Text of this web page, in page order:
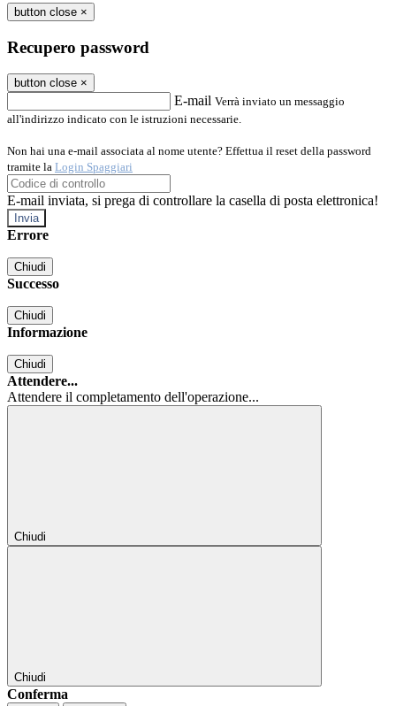
button close ×
Recupero password
button close ×
E-mail Verrà inviato un messaggio
all'indirizzo indicato con le istruzioni necessarie.
Non hai una e-mail associata al nome utente? Effettua il reset della password
tramite la Login Spaggiari
E-mail inviata, si prega di controllare la casella di posta elettronica!
Errore
Chiudi
Successo
Chiudi
Informazione
Chiudi
Attendere...
Attendere il completamento dell'operazione...
Chiudi
Chiudi
Conferma